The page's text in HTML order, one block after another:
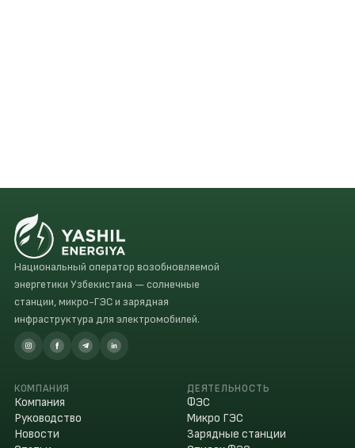
Национальный оператор возобновляемой
энергетики Узбекистана — солнечные
станции, микро-ГЭС и зарядная
инфраструктура для электромобилей.
КОМПАНИЯ
Компания
Руководство
Новости
ДЕЯТЕЛЬНОСТЬ
ФЭС
Микро ГЭС
Зарядные станции